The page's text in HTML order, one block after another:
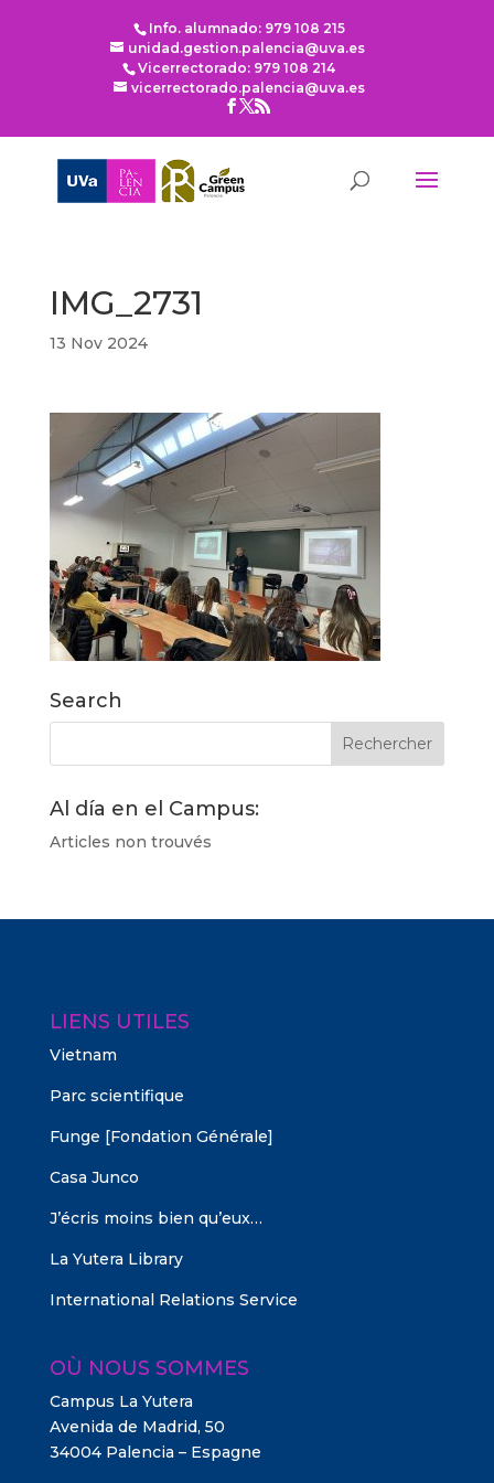
Info. alumnado: 979 108 215
unidad.gestion.palencia@uva.es
Vicerrectorado: 979 108 214
vicerrectorado.palencia@uva.es
IMG_2731
13 Nov 2024
Search
Al día en el Campus:
Articles non trouvés
LIENS UTILES
Vietnam
Parc scientifique
Funge [Fondation Générale]
Casa Junco
J’écris moins bien qu’eux…
La Yutera Library
International Relations Service
OÙ NOUS SOMMES
Campus La Yutera
Avenida de Madrid, 50
34004 Palencia – Espagne